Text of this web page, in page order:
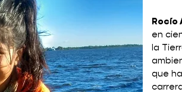
Rocío
en
la
que